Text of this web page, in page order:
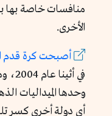
منافسات خاصة بها
الأخرى.
أصبحت كرة قدم
في
وحدها الميداليات
أي دولة أخرى كسر